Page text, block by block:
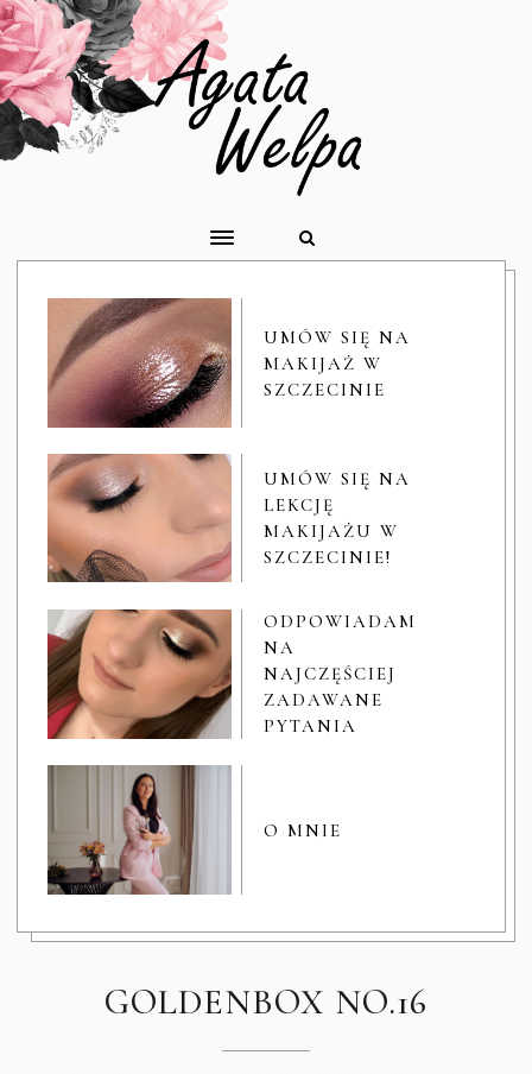
UMÓW SIĘ NA
MAKIJAŻ W
SZCZECINIE
UMÓW SIĘ NA
LEKCJĘ
MAKIJAŻU W
SZCZECINIE!
ODPOWIADAM
NA
NAJCZĘŚCIEJ
ZADAWANE
PYTANIA
O MNIE
GOLDENBOX NO.16